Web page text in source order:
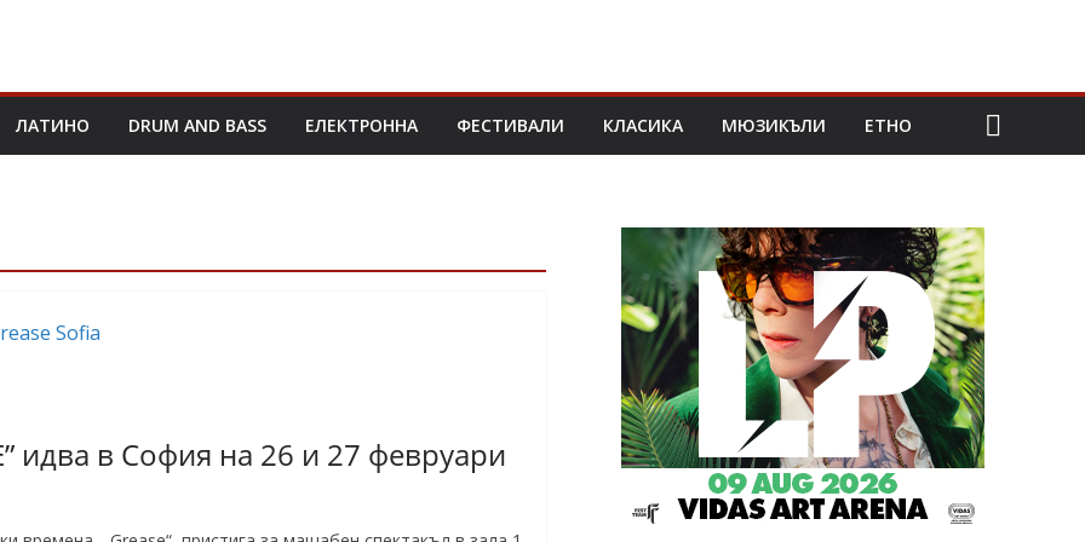
ЛАТИНО DRUM AND BASS ЕЛЕКТРОННА ФЕСТИВАЛИ КЛАСИКА МЮЗИКЪЛИ ЕТНО
идва в София на 26 и 27 февруари